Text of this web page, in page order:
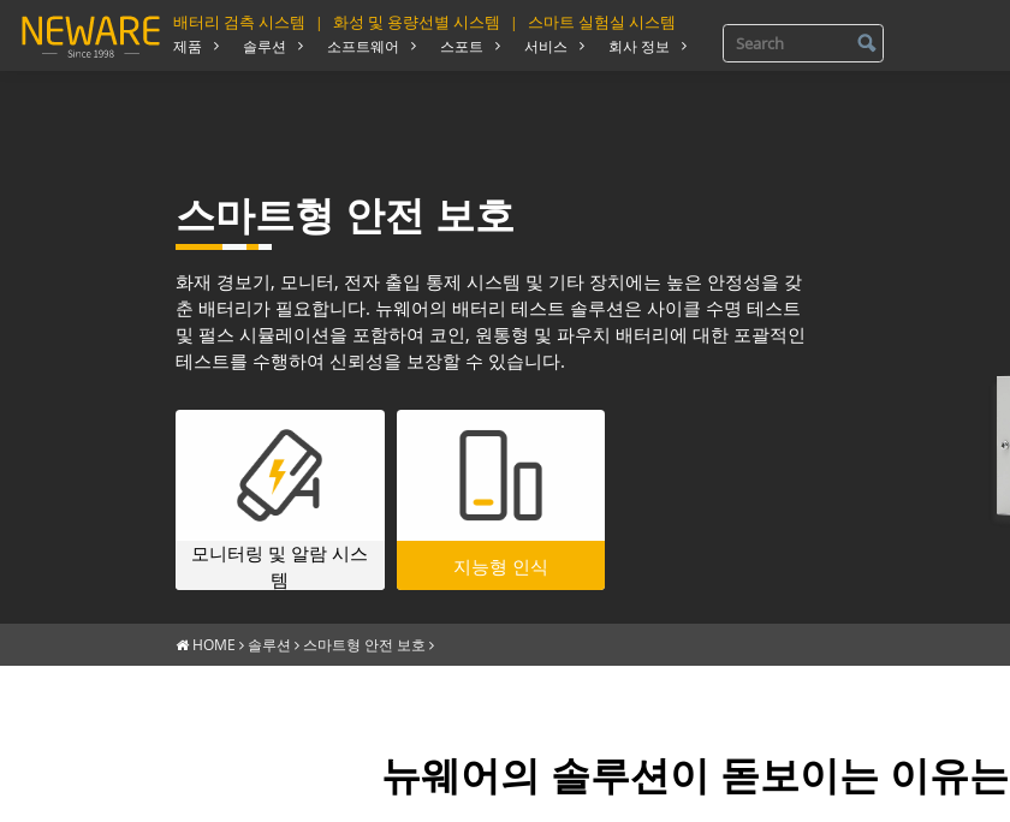
배터리 검측 시스템 | 화성 및 용량선별 시스템 | 스마트 실험실 시스템
제품 솔루션 소프트웨어 스포트 서비스 회사 정보
스마트형 안전 보호
화재 경보기, 모니터, 전자 출입 통제 시스템 및 기타 장치에는 높은 안정성을 갖
춘 배터리가 필요합니다. 뉴웨어의 배터리 테스트 솔루션은 사이클 수명 테스트
및 펄스 시뮬레이션을 포함하여 코인, 원통형 및 파우치 배터리에 대한 포괄적인
테스트를 수행하여 신뢰성을 보장할 수 있습니다.
모니터링 및 알람 시스
템
지능형 인식
HOME 솔루션 스마트형 안전 보호
뉴웨어의 솔루션이 돋보이는 이유